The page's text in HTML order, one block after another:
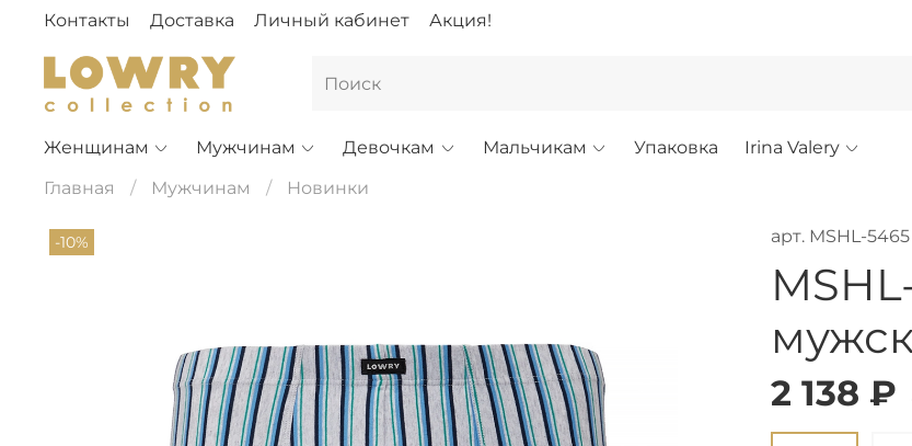
Контакты Доставка Личный кабинет Акция!
Женщинам Мужчинам Девочкам Мальчикам Упаковка
Irina Valery
Главная
Мужчинам Новинки
-10% арт. MSHL-5465
2 138 ₽